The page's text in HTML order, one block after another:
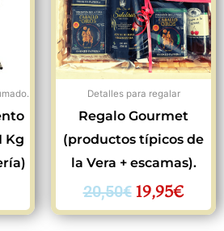
Kg
Detalles para regalar
Regalo Gourmet
(productos típicos de
la Vera + escamas).
20,50€
20,50€.
19,95€